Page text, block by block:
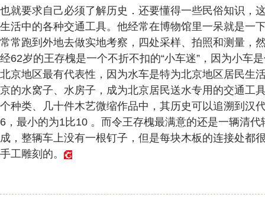
也就要求自己必须了解历史．还要懂得一些民俗知识，
生活中的各种交通工具。他经常在博物馆里一呆就是一
常常跑到外地去做实地考察，四处采样、拍照和测量，
经62岁的王存槐是一个不折不扣的“小车迷”，因为小车
北京地区最有代表性，因为水车是特为北京地区居民生
京的水窝子、水房子，成为北京居民送水专用的交通工
个种类、几十件木艺微缩作品中，其历史可以追溯到汉
6，最小的为1比10 。而令王存槐最满意的还是一辆清
成，整辆车上没有一根钉子，但是每块木板的连接处都
手工雕刻的。